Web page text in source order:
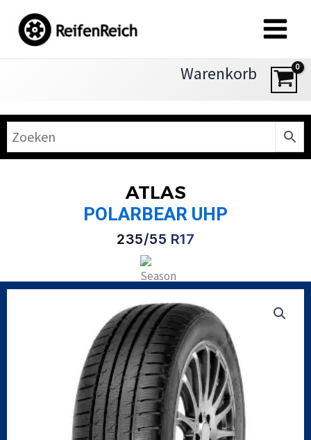
Inhalt
springen
Warenkorb
ATLAS
POLARBEAR UHP
235/55 R17